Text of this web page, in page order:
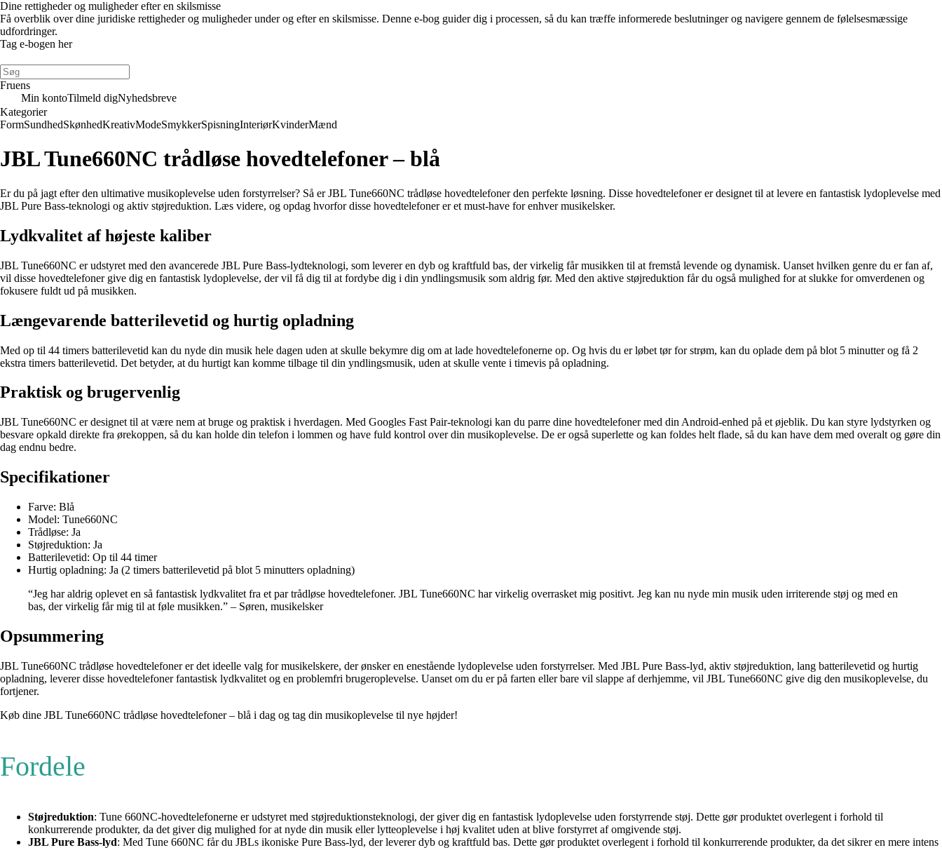
Dine rettigheder og muligheder efter en skilsmisse
Få overblik over dine juridiske rettigheder og muligheder under og efter en skilsmisse. Denne e-bog guider dig i processen, så du kan træffe informerede beslutninger og navigere gennem de følelsesmæssige
udfordringer.
Tag e-bogen her
Fruens
Min kontoTilmeld digNyhedsbreve
Kategorier
FormSundhedSkønhedKreativModeSmykkerSpisningInteriørKvinderMænd
JBL Tune660NC trådløse hovedtelefoner – blå
Er du på jagt efter den ultimative musikoplevelse uden forstyrrelser? Så er JBL Tune660NC trådløse hovedtelefoner den perfekte løsning. Disse hovedtelefoner er designet til at levere en fantastisk lydoplevelse med
JBL Pure Bass-teknologi og aktiv støjreduktion. Læs videre, og opdag hvorfor disse hovedtelefoner er et must-have for enhver musikelsker.
Lydkvalitet af højeste kaliber
JBL Tune660NC er udstyret med den avancerede JBL Pure Bass-lydteknologi, som leverer en dyb og kraftfuld bas, der virkelig får musikken til at fremstå levende og dynamisk. Uanset hvilken genre du er fan af,
vil disse hovedtelefoner give dig en fantastisk lydoplevelse, der vil få dig til at fordybe dig i din yndlingsmusik som aldrig før. Med den aktive støjreduktion får du også mulighed for at slukke for omverdenen og
fokusere fuldt ud på musikken.
Længevarende batterilevetid og hurtig opladning
Med op til 44 timers batterilevetid kan du nyde din musik hele dagen uden at skulle bekymre dig om at lade hovedtelefonerne op. Og hvis du er løbet tør for strøm, kan du oplade dem på blot 5 minutter og få 2
ekstra timers batterilevetid. Det betyder, at du hurtigt kan komme tilbage til din yndlingsmusik, uden at skulle vente i timevis på opladning.
Praktisk og brugervenlig
JBL Tune660NC er designet til at være nem at bruge og praktisk i hverdagen. Med Googles Fast Pair-teknologi kan du parre dine hovedtelefoner med din Android-enhed på et øjeblik. Du kan styre lydstyrken og
besvare opkald direkte fra ørekoppen, så du kan holde din telefon i lommen og have fuld kontrol over din musikoplevelse. De er også superlette og kan foldes helt flade, så du kan have dem med overalt og gøre din
dag endnu bedre.
Specifikationer
Farve: Blå
Model: Tune660NC
Trådløse: Ja
Støjreduktion: Ja
Batterilevetid: Op til 44 timer
Hurtig opladning: Ja (2 timers batterilevetid på blot 5 minutters opladning)
“Jeg har aldrig oplevet en så fantastisk lydkvalitet fra et par trådløse hovedtelefoner. JBL Tune660NC har virkelig overrasket mig positivt. Jeg kan nu nyde min musik uden irriterende støj og med en
bas, der virkelig får mig til at føle musikken.” – Søren, musikelsker
Opsummering
JBL Tune660NC trådløse hovedtelefoner er det ideelle valg for musikelskere, der ønsker en enestående lydoplevelse uden forstyrrelser. Med JBL Pure Bass-lyd, aktiv støjreduktion, lang batterilevetid og hurtig
opladning, leverer disse hovedtelefoner fantastisk lydkvalitet og en problemfri brugeroplevelse. Uanset om du er på farten eller bare vil slappe af derhjemme, vil JBL Tune660NC give dig den musikoplevelse, du
fortjener.
Køb dine JBL Tune660NC trådløse hovedtelefoner – blå i dag og tag din musikoplevelse til nye højder!
Fordele
Støjreduktion: Tune 660NC-hovedtelefonerne er udstyret med støjreduktionsteknologi, der giver dig en fantastisk lydoplevelse uden forstyrrende støj. Dette gør produktet overlegent i forhold til
konkurrerende produkter, da det giver dig mulighed for at nyde din musik eller lytteoplevelse i høj kvalitet uden at blive forstyrret af omgivende støj.
JBL Pure Bass-lyd: Med Tune 660NC får du JBLs ikoniske Pure Bass-lyd, der leverer dyb og kraftfuld bas. Dette gør produktet overlegent i forhold til konkurrerende produkter, da det sikrer en mere intens